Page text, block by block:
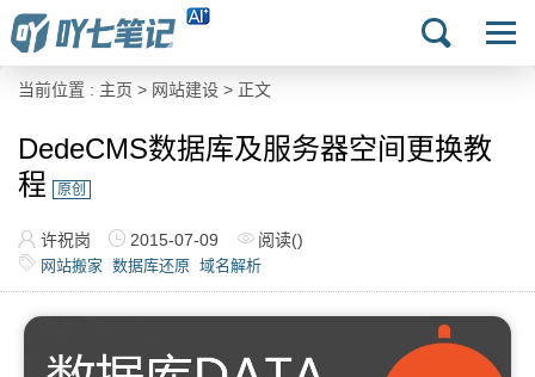
当前位置 : 主页 > 网站建设 > 正文
DedeCMS数据库及服务器空间更换教
程
原创
许祝岗 2015-07-09 阅读()
网站搬家 数据库还原 域名解析